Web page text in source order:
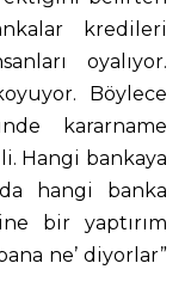
kredileri
oyalıyor.
Böylece
kararname
Hangi bankaya
hangi banka
bir yaptırım
ne’ diyorlar”